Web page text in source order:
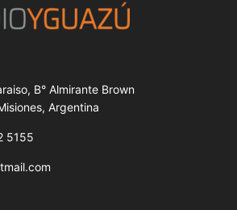
B° Almirante Brown
Argentina
5155